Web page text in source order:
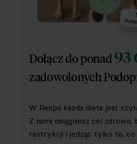
Dołącz do ponad93
zadowolonych
W Respo każda dieta jest
Z nami osiągniesz cel zdrowo,
restrykcji i jedząc tylko to, co